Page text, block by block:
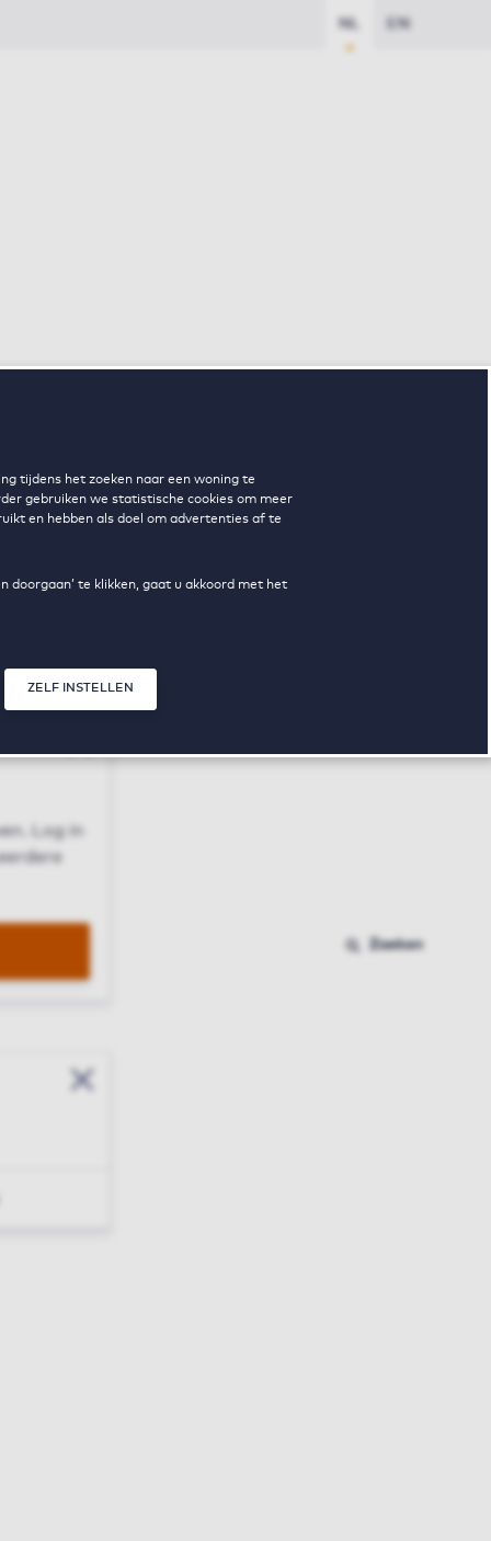
tijdens het zoeken naar een woning te
gebruiken we statistische cookies om meer
en hebben als doel om advertenties af te
doorgaan’ te klikken, gaat u akkoord met het
ZELF INSTELLEN
NL EN
Log in
Sluit modal
Zoeken